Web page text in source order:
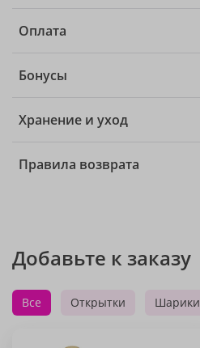
Оплата
Бонусы
Хранение и уход
Правила возврата
Добавьте к заказу
Все Открытки Шарики